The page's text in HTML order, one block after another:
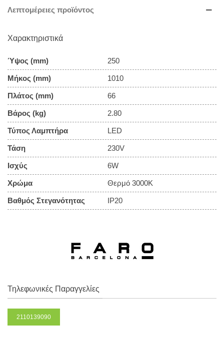
Λεπτομέρειες προϊόντος
Χαρακτηριστικά
Ύψος (mm) 250
Μήκος (mm) 1010
Πλάτος (mm) 66
Βάρος (kg) 2.80
Τύπος Λαμπτήρα LED
Τάση 230V
Ισχύς 6W
Χρώμα Θερμό 3000Κ
Βαθμός Στεγανότητας IP20
Τηλεφωνικές Παραγγελίες
2110139090